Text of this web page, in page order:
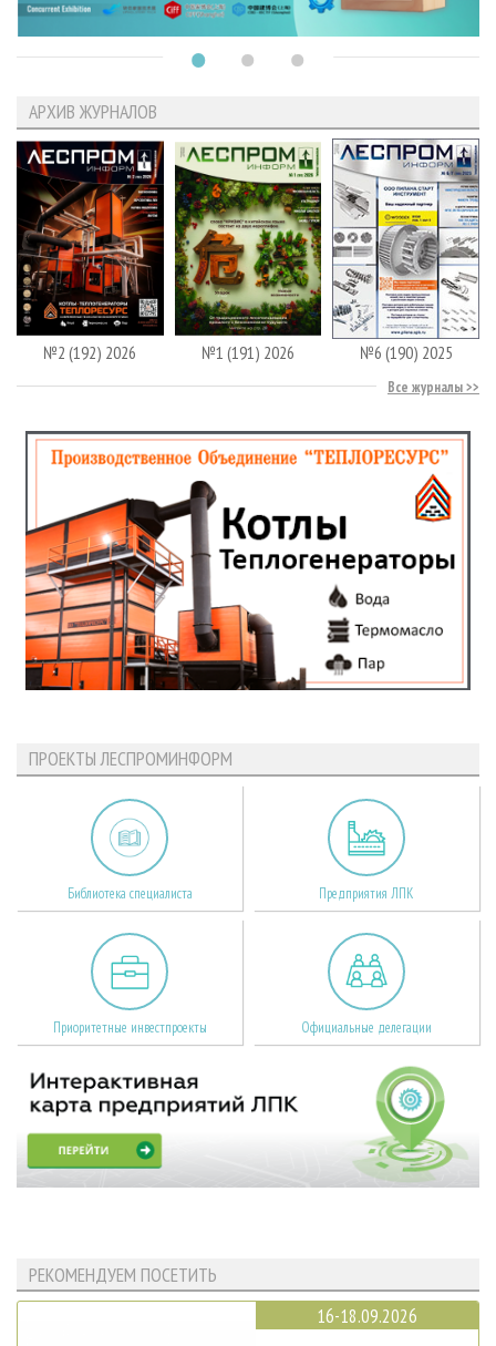
АРХИВ ЖУРНАЛОВ
№2 (192) 2026 №1 (191) 2026 №6 (190) 2025
Все журналы
ПРОЕКТЫ ЛЕСПРОМИНФОРМ
Библиотека специалиста Предприятия ЛПК
Приоритетные инвестпроекты Официальные делегации
РЕКОМЕНДУЕМ ПОСЕТИТЬ
16-18.09.2026